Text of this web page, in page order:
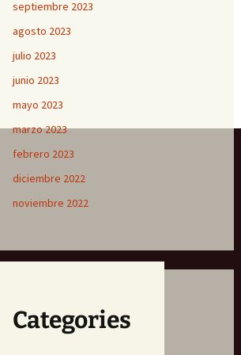
septiembre 2023
agosto 2023
julio 2023
junio 2023
mayo 2023
marzo 2023
febrero 2023
diciembre 2022
noviembre 2022
Categories